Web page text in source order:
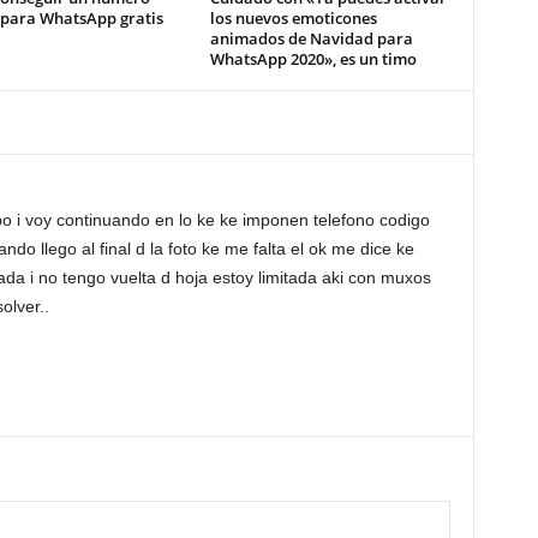
WhatsApp gratis
los nuevos emoticones
animados de Navidad para
WhatsApp 2020», es un timo
i voy continuando en lo ke ke imponen telefono codigo
llego al final d la foto ke me falta el ok me dice ke
i no tengo vuelta d hoja estoy limitada aki con muxos